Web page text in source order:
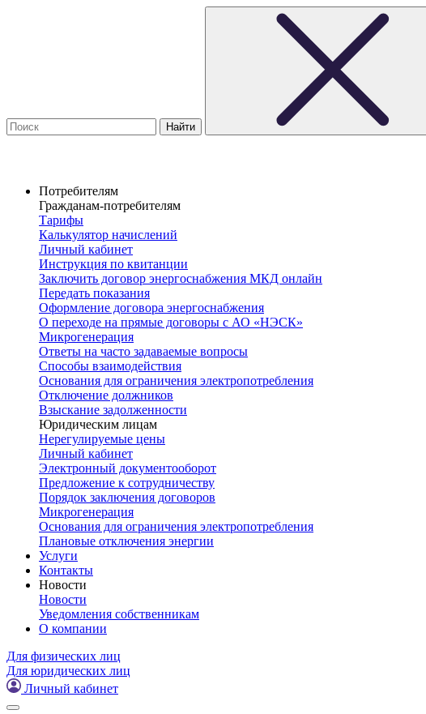
Потребителям
Гражданам-потребителям
Тарифы
Калькулятор начислений
Личный кабинет
Инструкция по квитанции
Заключить договор энергоснабжения МКД онлайн
Передать показания
Оформление договора энергоснабжения
О переходе на прямые договоры с АО «НЭСК»
Микрогенерация
Ответы на часто задаваемые вопросы
Способы взаимодействия
Основания для ограничения электропотребления
Отключение должников
Взыскание задолженности
Юридическим лицам
Нерегулируемые цены
Личный кабинет
Электронный документооборот
Предложение к сотрудничеству
Порядок заключения договоров
Микрогенерация
Основания для ограничения электропотребления
Плановые отключения энергии
Услуги
Контакты
Новости
Новости
Уведомления собственникам
О компании
Для физических лиц
Для юридических лиц
Личный кабинет